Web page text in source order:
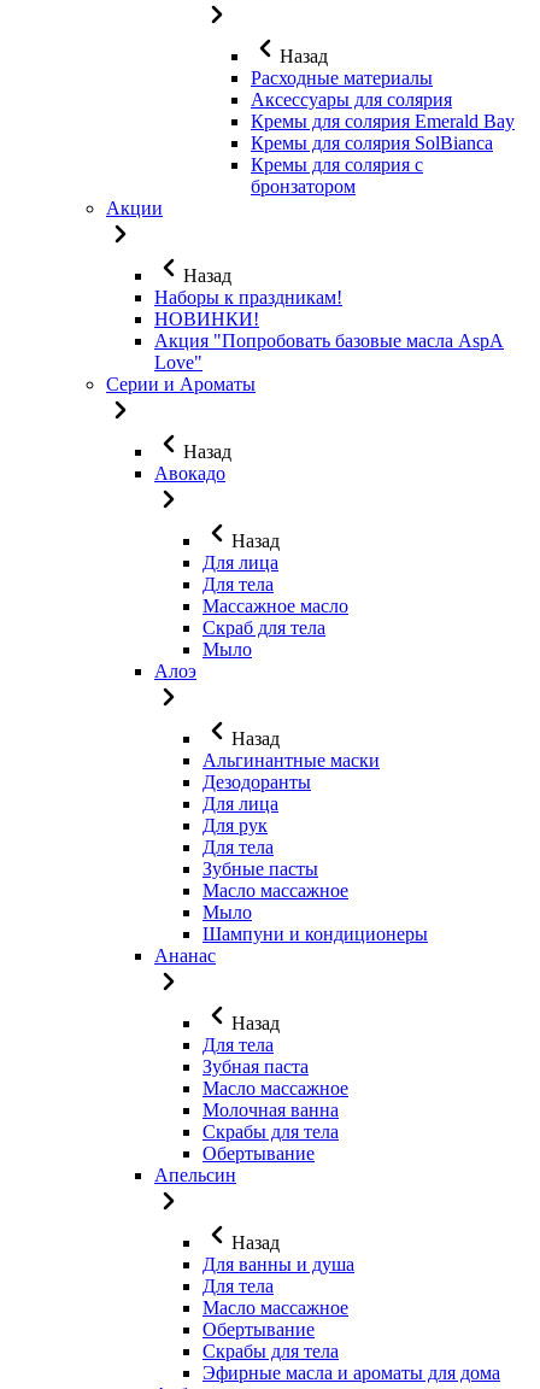
Назад
Расходные материалы
Аксессуары для солярия
Кремы для солярия Emerald Bay
Кремы для солярия SolBianca
Кремы для солярия с
бронзатором
Акции
Назад
Наборы к праздникам!
НОВИНКИ!
Акция "Попробовать базовые масла AspA
Love"
Серии и Ароматы
Назад
Авокадо
Назад
Для лица
Для тела
Массажное масло
Скраб для тела
Мыло
Алоэ
Назад
Альгинантные маски
Дезодоранты
Для лица
Для рук
Для тела
Зубные пасты
Масло массажное
Мыло
Шампуни и кондиционеры
Ананас
Назад
Для тела
Зубная паста
Масло массажное
Молочная ванна
Скрабы для тела
Обертывание
Апельсин
Назад
Для ванны и душа
Для тела
Масло массажное
Обертывание
Скрабы для тела
Эфирные масла и ароматы для дома